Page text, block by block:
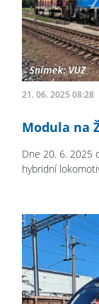
21. 06. 2025 08:28
Modula na
Dne 20. 6. 2025
hybridní